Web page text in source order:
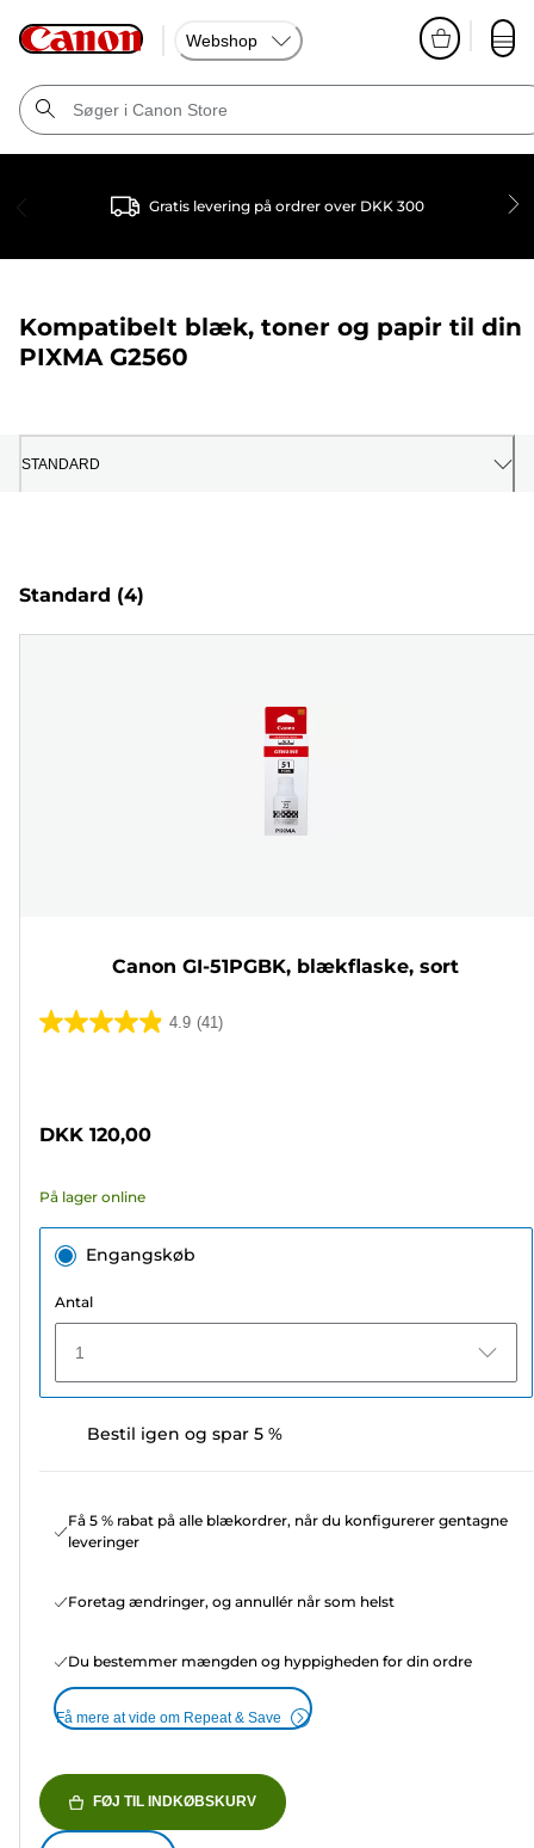
Webshop
Gratis levering på ordrer over DKK 300
Kompatibelt blæk, toner og papir til din
PIXMA G2560
STANDARD
Standard (4)
Canon GI-51PGBK, blækflaske, sort
4.9 (41)
4.9
stjerner.
anmeldelser
DKK 120,00
På lager online
Engangskøb
Antal
1
Bestil igen og spar 5 %
Få 5 % rabat på alle blækordrer, når du konfigurerer gentagne
leveringer
Foretag ændringer, og annullér når som helst
Du bestemmer mængden og hyppigheden for din ordre
Få mere at vide om Repeat & Save
FØJ TIL INDKØBSKURV